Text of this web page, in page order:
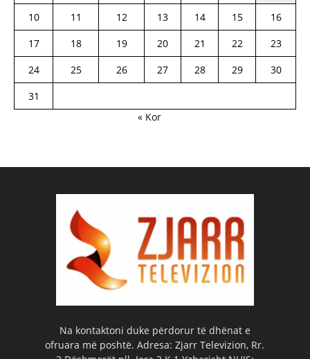
10
11 12 13 14 15
16
17
18 19 20 21 22
23
24
25 26 27 28 29
30
31
« Kor
Na kontaktoni duke përdorur të dhënat e
ofruara më poshtë. Adresa: Zjarr Televizion, Rr.